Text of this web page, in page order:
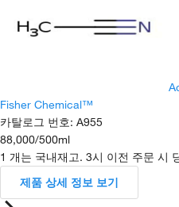
Fisher Chemical™
카탈로그 번호: A955
88,000/500ml
1 개는 국내재고. 3시 이전 주문 시
제품 상세 정보 보기